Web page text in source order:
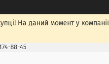
На даний момент у
88-45